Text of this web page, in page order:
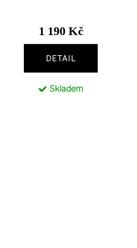
1 190 Kč
DETAIL
Skladem